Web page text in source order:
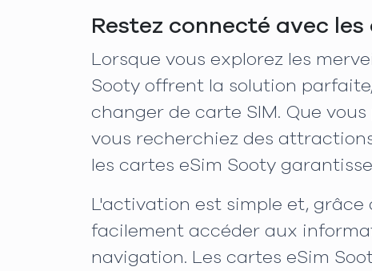
Restez connecté avec
Lorsque vous explorez les
Sooty offrent la solution
changer de carte SIM. Que
vous recherchiez des
les cartes eSim Sooty
L'activation est simple et,
facilement accéder aux
navigation. Les cartes eSim